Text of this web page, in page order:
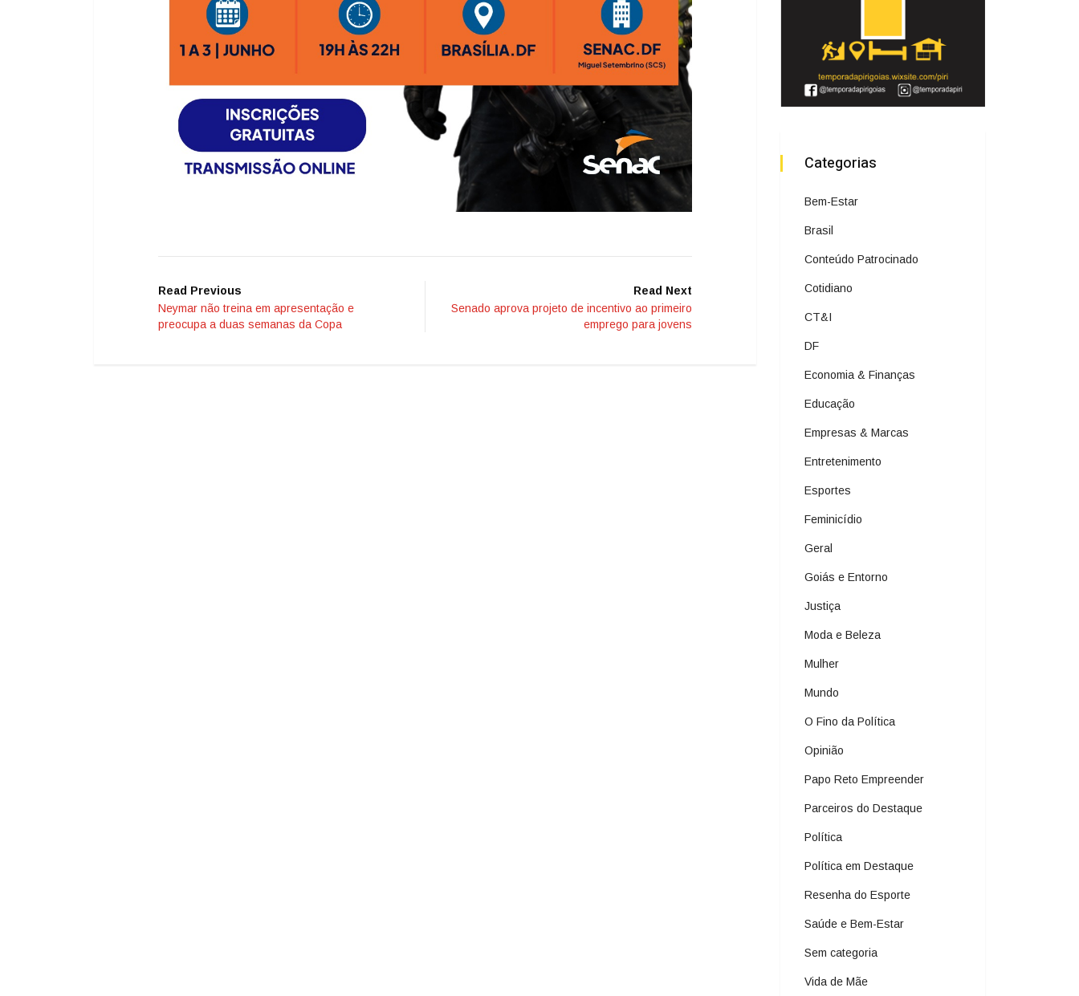
Read Previous
Neymar não treina em apresentação e
preocupa a duas semanas da Copa
Read Next
Senado aprova projeto de incentivo ao primeiro
emprego para jovens
Categorias
Bem-Estar
Brasil
Conteúdo Patrocinado
Cotidiano
CT&I
DF
Economia & Finanças
Educação
Empresas & Marcas
Entretenimento
Esportes
Feminicídio
Geral
Goiás e Entorno
Justiça
Moda e Beleza
Mulher
Mundo
O Fino da Política
Opinião
Papo Reto Empreender
Parceiros do Destaque
Política
Política em Destaque
Resenha do Esporte
Saúde e Bem-Estar
Sem categoria
Vida de Mãe